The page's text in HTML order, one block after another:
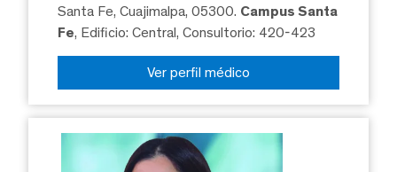
Santa Fe, Cuajimalpa, 05300. Campus Santa
Fe, Edificio: Central, Consultorio: 420-423
Ver perfil médico